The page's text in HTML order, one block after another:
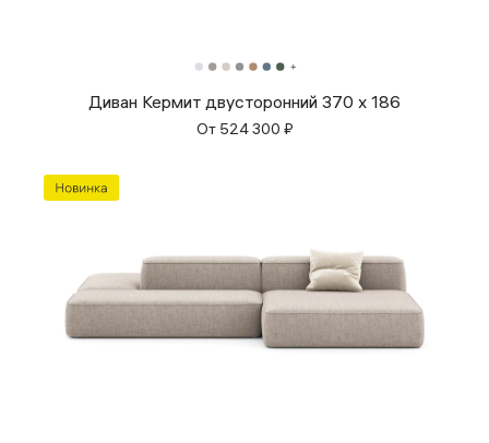
Диван Кермит двусторонний 370 х 186
От 524 300 ₽